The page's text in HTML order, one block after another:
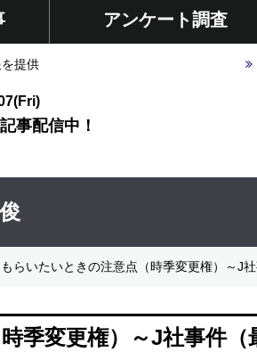
アンケート調査
提供
記事配信中！
らいたいときの注意点（時季変更権）～J
季変更権）～J社事件（